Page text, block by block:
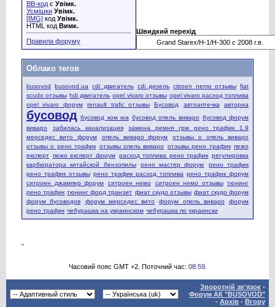
BB-код є Увімк.
Усмішки Увімк.
[IMG] код Увімк.
HTML код Вимк.
Правила форуму
Швидкий перехід
Облако тегов
busovod busovod.ua cdi двигатель cdi дизель citroen nemo отзывы fiat
scudo отзывы hdi двигатель opel vivaro отзывы opel vivaro расход топлива
opel vivaro форум
renault trafic отзывы Бусовод автоаптечка авториа
бусовод бусовод ком юа бусовод опель виваро бусовод форум
виваро
забилась канализация
замена ремня грм рено трафик 1.9
мерседес вито форум
опель виваро форум
отзывы о опель виваро
отзывы о рено трафик отзывы опель виваро отзывы рено трафик пежо
експерт пежо експерт форум расход топлива рено трафик регулировка
карбюратора китайской бензопилы
рено мастер форум
рено трафик
рено трафик отзывы рено трафик расход топлива рено трафик форум
ситроен джампер форум
ситроен немо ситроен немо отзывы тюнинг
рено трафик тюнинг форд транзит фиат скудо отзывы фиат скудо форум
форум бусоводов
форум мерседес вито форум опель виваро
форум
рено трафик чебурашка на украинском чебурашка по украински
Часовий пояс GMT +2. Поточний час: 08:59.
Зворотній зв'язок -
Форум АК "BUSOVOD"
- Архів - Вгору